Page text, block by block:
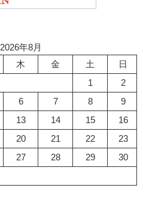
2026年8月
木 金 土
日
1
2
6 7 8
9
13 14 15
16
20 21 22
23
27 28 29
30